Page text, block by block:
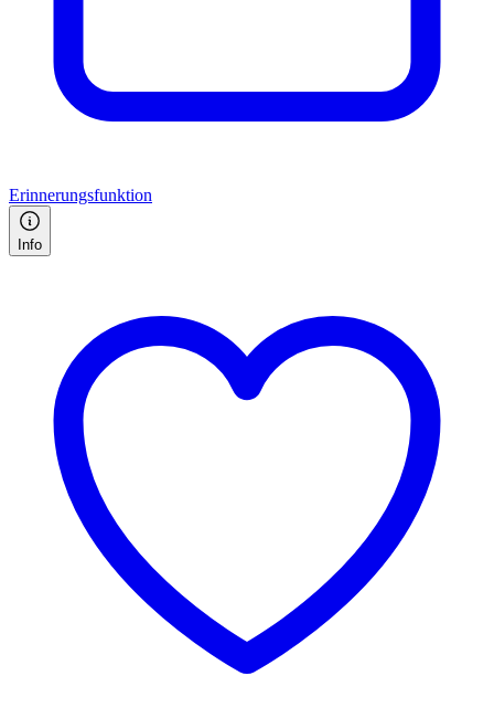
Erinnerungsfunktion
Info